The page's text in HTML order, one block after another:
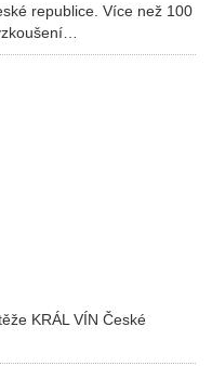
republice. Více než 100
KRÁL VÍN České